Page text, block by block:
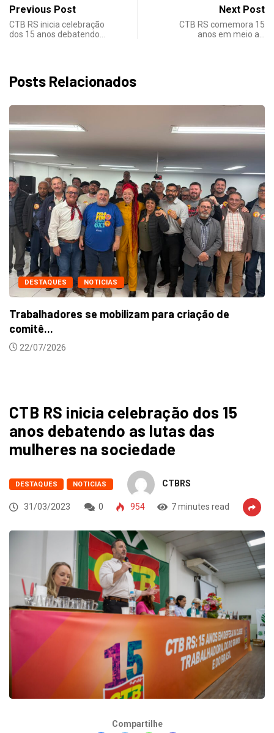
Previous Post
CTB RS inicia celebração
dos 15 anos debatendo…
Next Post
CTB RS comemora 15
anos em meio a…
Posts Relacionados
DESTAQUES NOTICIAS
Trabalhadores se mobilizam para criação de
comitê...
22/07/2026
CTB RS inicia celebração dos 15
anos debatendo as lutas das
mulheres na sociedade
DESTAQUES NOTICIAS CTBRS
31/03/2023 0 954 7 minutes read
Compartilhe